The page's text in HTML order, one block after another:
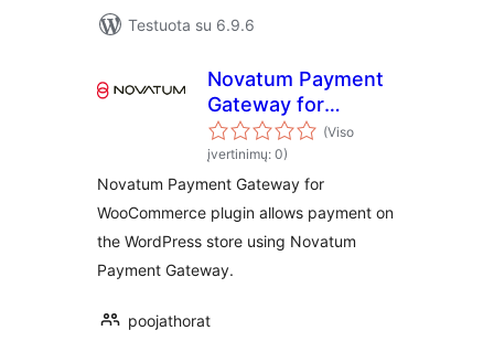
Testuota su 6.9.6
Novatum Payment
Gateway for
WooCommerce
(Viso
įvertinimų: 0)
Novatum Payment Gateway for
WooCommerce plugin allows payment on
the WordPress store using Novatum
Payment Gateway.
poojathorat